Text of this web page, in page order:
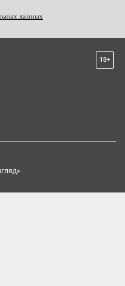
данных
18+